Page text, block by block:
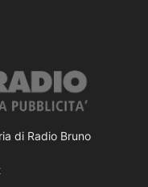
di Radio Bruno